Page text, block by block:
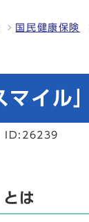
国民健康保険
イル」
ID:26239
は